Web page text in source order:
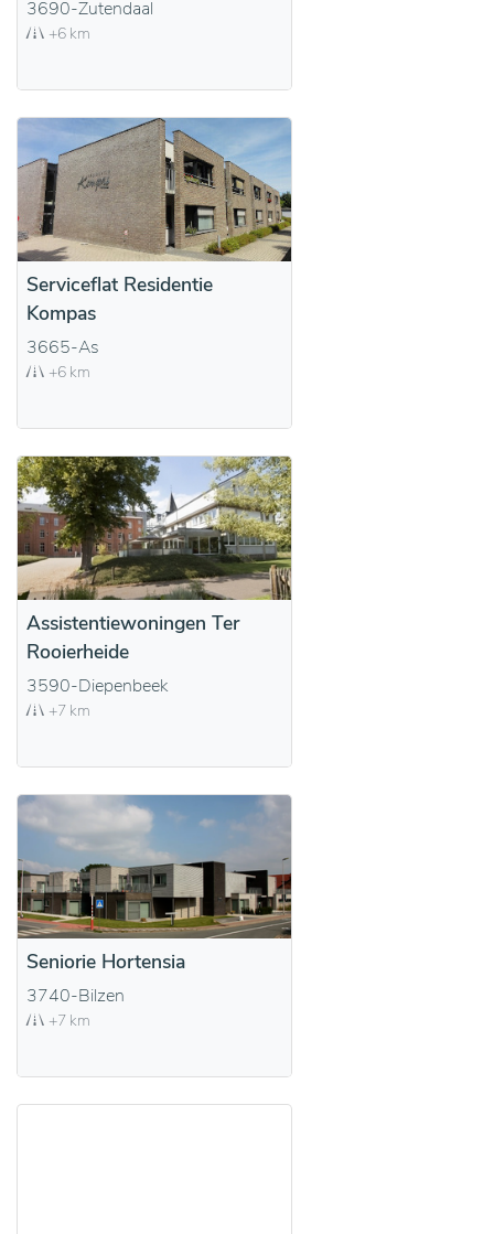
3690-Zutendaal
+6 km
Serviceflat Residentie
Kompas
3665-As
+6 km
Assistentiewoningen Ter
Rooierheide
3590-Diepenbeek
+7 km
Seniorie Hortensia
3740-Bilzen
+7 km